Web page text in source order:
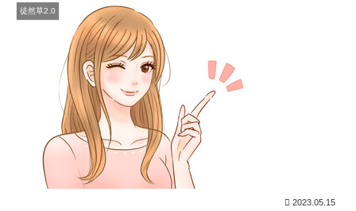
徒然草2.0
2023.05.15